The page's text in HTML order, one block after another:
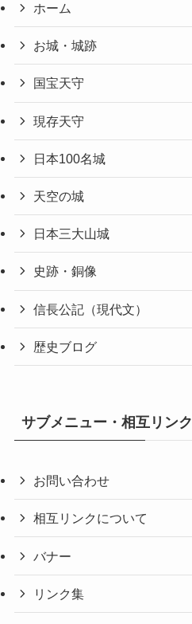
ホーム
お城・城跡
国宝天守
現存天守
日本100名城
天空の城
日本三大山城
史跡・銅像
信長公記（現代文）
歴史ブログ
サブメニュー・相互リンク
お問い合わせ
相互リンクについて
バナー
リンク集